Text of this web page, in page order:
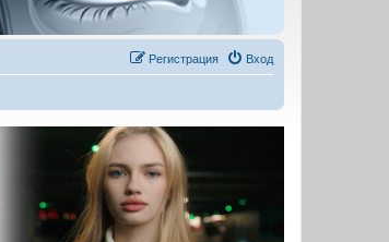
Вход
Регистрация